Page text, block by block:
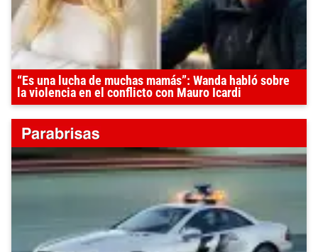
“Es una lucha de muchas mamás”: Wanda habló sobre
la violencia en el conflicto con Mauro Icardi